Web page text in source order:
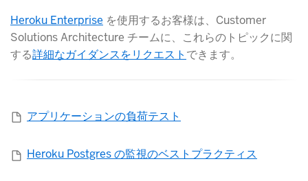
Heroku Enterprise ​ を使用するお客様は、Customer
Solutions Architecture チームに、これらのトピックに関
する詳細なガイダンスをリクエスト ​できます。
アプリケーションの負荷テスト
Heroku Postgres の監視のベストプラクティス